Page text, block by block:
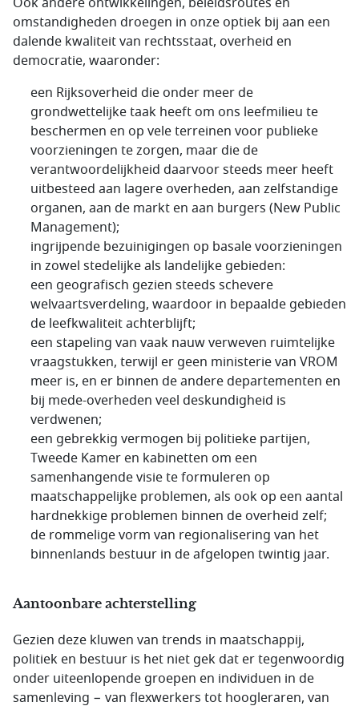
omstandigheden droegen in onze optiek bij aan een
dalende kwaliteit van rechtsstaat, overheid en
democratie, waaronder:
een Rijksoverheid die onder meer de
grondwettelijke taak heeft om ons leefmilieu te
beschermen en op vele terreinen voor publieke
voorzieningen te zorgen, maar die de
verantwoordelijkheid daarvoor steeds meer heeft
uitbesteed aan lagere overheden, aan zelfstandige
organen, aan de markt en aan burgers (New Public
Management);
ingrijpende bezuinigingen op basale voorzieningen
in zowel stedelijke als landelijke gebieden:
een geografisch gezien steeds schevere
welvaartsverdeling, waardoor in bepaalde gebieden
de leefkwaliteit achterblijft;
een stapeling van vaak nauw verweven ruimtelijke
vraagstukken, terwijl er geen ministerie van VROM
meer is, en er binnen de andere departementen en
bij mede-overheden veel deskundigheid is
verdwenen;
een gebrekkig vermogen bij politieke partijen,
Tweede Kamer en kabinetten om een
samenhangende visie te formuleren op
maatschappelijke problemen, als ook op een aantal
hardnekkige problemen binnen de overheid zelf;
de rommelige vorm van regionalisering van het
binnenlands bestuur in de afgelopen twintig jaar.
Aantoonbare achterstelling
Gezien deze kluwen van trends in maatschappij,
politiek en bestuur is het niet gek dat er tegenwoordig
onder uiteenlopende groepen en individuen in de
samenleving − van flexwerkers tot hoogleraren, van